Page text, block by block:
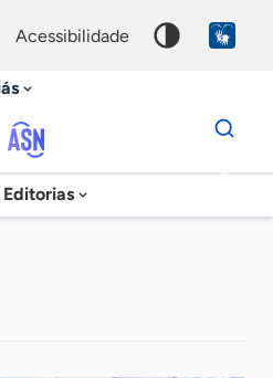
acessibilidade
Agência
Sebrae
Editorias
Dados
para
chave